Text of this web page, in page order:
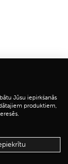
Jūsu iepirkšanās
produktiem,